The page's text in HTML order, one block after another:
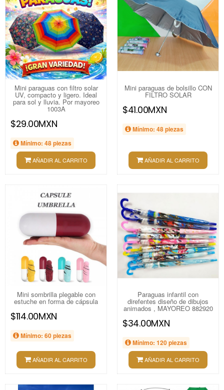
Mini paraguas con filtro solar
UV, compacto y ligero. Ideal
para sol y lluvia. Por mayoreo
1003A
$29.00MXN
Mínimo: 48 piezas
AÑADIR AL CARRITO
Mini paraguas de bolsillo CON
FILTRO SOLAR
$41.00MXN
Mínimo: 48 piezas
AÑADIR AL CARRITO
Mini sombrilla plegable con
estuche en forma de cápsula
$114.00MXN
Mínimo: 60 piezas
AÑADIR AL CARRITO
Paraguas infantil con
direfentes diseño de dibujos
animados , MAYOREO 882920
$34.00MXN
Mínimo: 120 piezas
AÑADIR AL CARRITO